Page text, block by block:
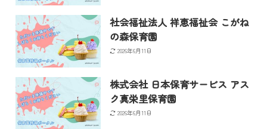
社会福祉法人 祥恵福祉会 こがね
の森保育園
2026年6月11日
株式会社 日本保育サービス アス
ク真栄里保育園
2026年6月11日